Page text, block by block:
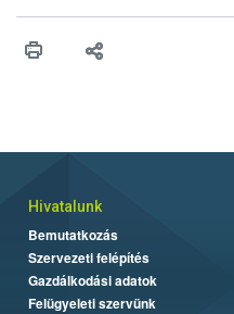
Hivatalunk
Bemutatkozás
Szervezeti felépítés
Gazdálkodási adatok
Felügyeleti szervünk